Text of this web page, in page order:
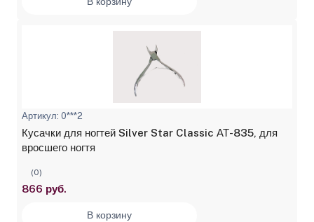
Артикул: 0***2
Кусачки для ногтей Silver Star Classic АТ-835, для
вросшего ногтя
(0)
866 руб.
В корзину